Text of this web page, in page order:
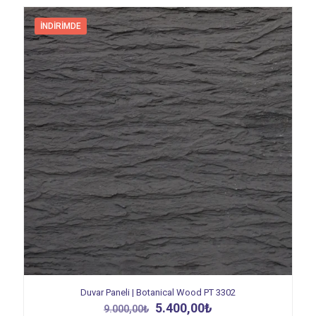
İNDIRIMDE
Duvar Paneli | Botanical Wood PT 3302
9.000,00₺ Orijinal
5.400,00₺